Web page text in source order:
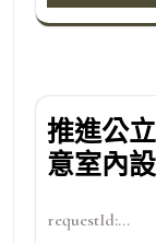
推進公
意室內
requestId:...